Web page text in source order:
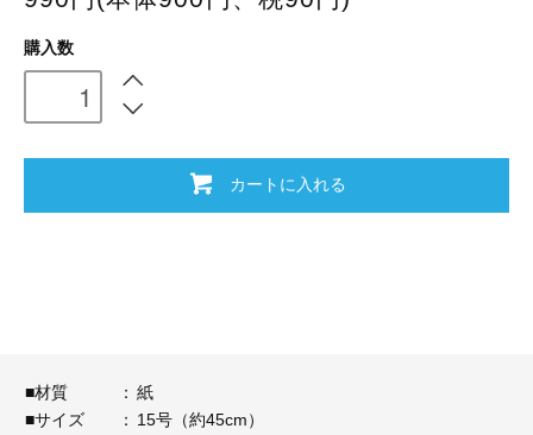
購入数
カートに入れる
■材質 ： 紙
■サイズ
： 15号（約45cm）